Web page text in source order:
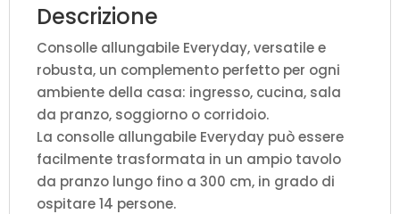
Descrizione
Consolle allungabile Everyday, versatile e
robusta, un complemento perfetto per ogni
ambiente della casa: ingresso, cucina, sala
da pranzo, soggiorno o corridoio.
La consolle allungabile Everyday può essere
facilmente trasformata in un ampio tavolo
da pranzo lungo fino a 300 cm, in grado di
ospitare 14 persone.